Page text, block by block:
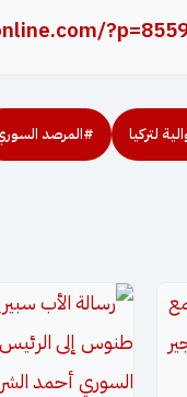
لتركيا #المرصد